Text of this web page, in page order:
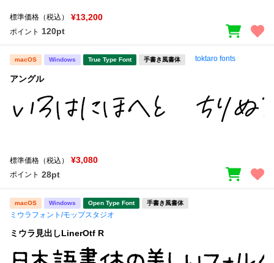
標準価格（税込） ¥13,200
ポイント 120pt
macOS Windows True Type Font 手書き風書体 toktaro fonts
アングル
標準価格（税込） ¥3,080
ポイント 28pt
macOS Windows Open Type Font 手書き風書体
ミウラフォント/モップスタジオ
ミウラ見出しLinerOtf R